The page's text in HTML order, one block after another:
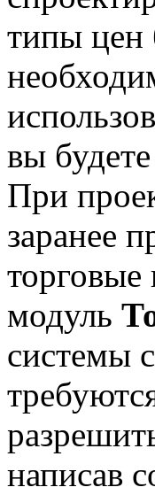
типы цен
вы
При
заранее
модуль
системы
написав